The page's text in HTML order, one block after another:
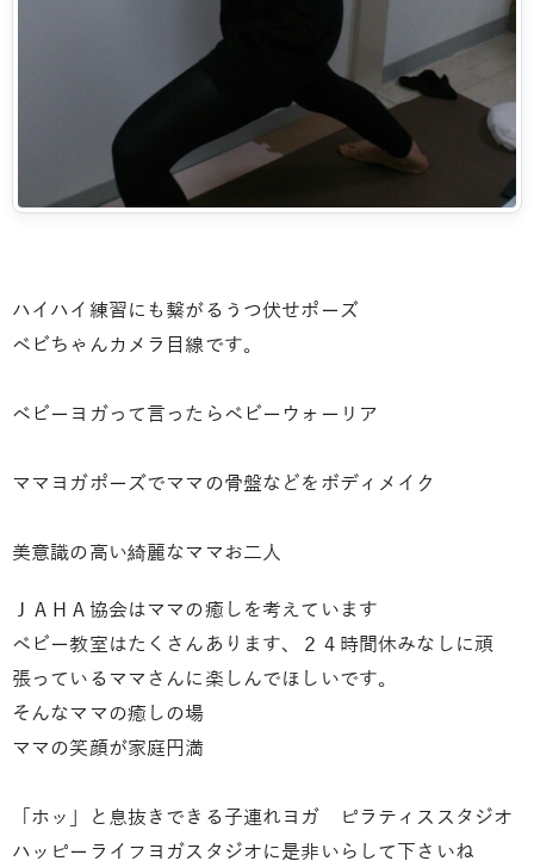
ハイハイ練習にも繋がるうつ伏せポーズ
ベビちゃんカメラ目線です。
ベビーヨガって言ったらベビーウォーリア
ママヨガポーズでママの骨盤などをボディメイク
美意識の高い綺麗なママお二人
ＪＡＨＡ協会はママの癒しを考えています
ベビー教室はたくさんあります、２４時間休みなしに頑
張っているママさんに楽しんでほしいです。
そんなママの癒しの場
ママの笑顔が家庭円満
「ホッ」と息抜きできる子連れヨガ ピラティススタジオ
ハッピーライフヨガスタジオに是非いらして下さいね